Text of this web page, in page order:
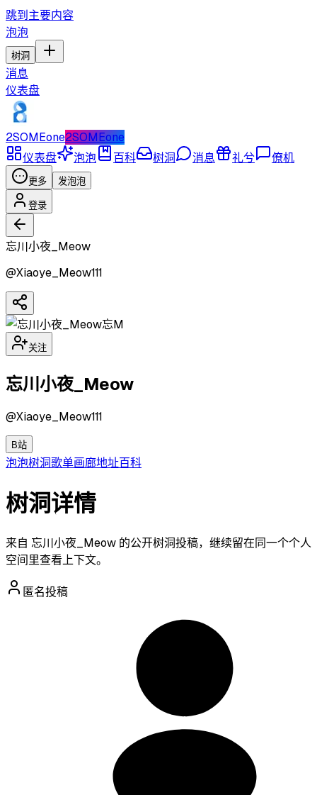
跳到主要内容
泡泡
树洞
消息
仪表盘
2SOMEone2SOMEone
仪表盘
泡泡 百科 树洞 消息 礼兮 僚机
更多 发泡泡
登录
忘川小夜_Meow
@Xiaoye_Meow111
忘M
关注
忘川小夜_Meow
@Xiaoye_Meow111
B站
泡泡树洞歌单画廊地址百科
树洞详情
来自 忘川小夜_Meow 的公开树洞投稿，继续留在同一个个人
空间里查看上下文。
匿名投稿